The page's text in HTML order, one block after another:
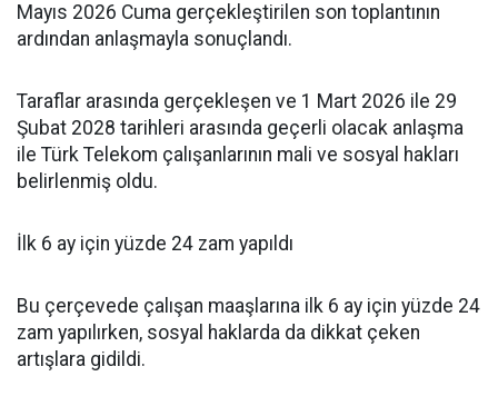
Mayıs 2026 Cuma gerçekleştirilen son toplantının
ardından anlaşmayla sonuçlandı.
Taraflar arasında gerçekleşen ve 1 Mart 2026 ile 29
Şubat 2028 tarihleri arasında geçerli olacak anlaşma
ile Türk Telekom çalışanlarının mali ve sosyal hakları
belirlenmiş oldu.
İlk 6 ay için yüzde 24 zam yapıldı
Bu çerçevede çalışan maaşlarına ilk 6 ay için yüzde 24
zam yapılırken, sosyal haklarda da dikkat çeken
artışlara gidildi.